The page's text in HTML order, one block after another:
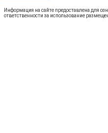
Информация на сайте предоставлена для
ответственности за использование